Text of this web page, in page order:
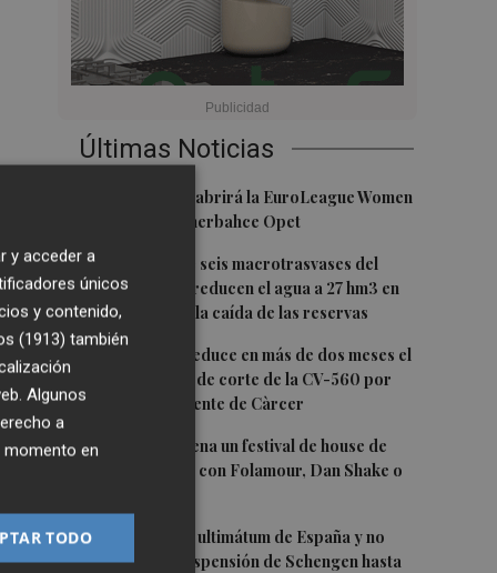
Últimas Noticias
Valencia Basket abrirá la EuroLeague Women
en casa ante Fenerbahce Opet
2Fin a la racha de seis macrotrasvases del
Tajo al Segura: reducen el agua a 27 hm3 en
septiembre por la caída de las reservas
3
La Diputación reduce en más de dos meses el
tiempo previsto de corte de la CV-560 por
las obras del puente de Càrcer
4 Roig Arena estrena un festival de house de
más de 10 horas con Folamour, Dan Shake o
5Italia rechaza el ultimátum de España y no
reevaluará la suspensión de Schengen hasta
y acceder a
únicos
y contenido,
(1913) también
Algunos
a
momento en
TODO